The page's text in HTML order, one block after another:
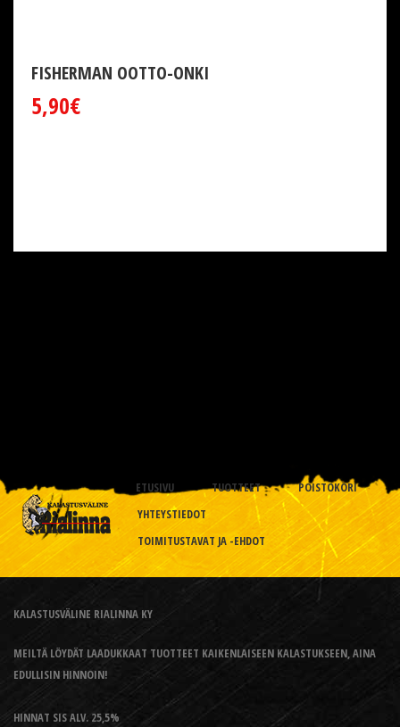
FISHERMAN OOTTO-ONKI
5,90€
ETUSIVU TUOTTEET
POISTOKORI
YHTEYSTIEDOT
TOIMITUSTAVAT JA -EHDOT
KALASTUSVÄLINE RIALINNA KY
MEILTÄ LÖYDÄT LAADUKKAAT TUOTTEET KAIKENLAISEEN KALASTUKSEEN, AINA
EDULLISIN HINNOIN!
HINNAT SIS ALV. 25,5%